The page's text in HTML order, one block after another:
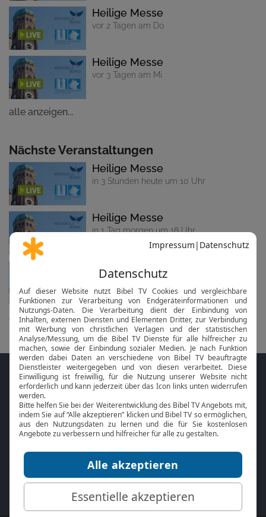
Heilige Messe
vor 2 Tagen am Do
Heilige Messe
vor 3 Tagen am Mi
alle anzeigen...
Nächste Veranstaltungen
Heilige Messe
in 3 Stunden heute um 10 Uhr
Heilige Messe
in 1 Tag morgen um 18 Uhr
Heilige Messe
in 2 Tagen am Di um 18 Uhr
alle anzeigen...
Folge MeinGottesdienst.com auf den
Sozialen Medien
Online Bibeloder derBibel-App
BibelTV können Sie die Bibeltexte während
des Gottesdienstes jederzeit mitlesen.